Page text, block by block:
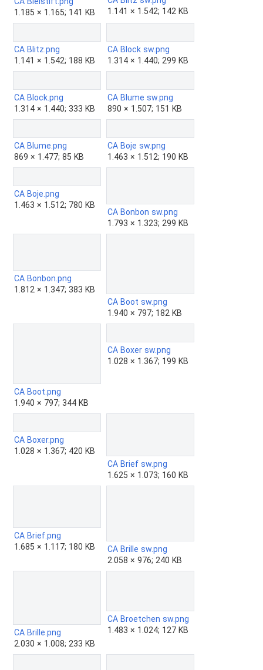
1.185 × 1.165; 141 KB
1.141 × 1.542; 142 KB
CA Blitz.png
1.141 × 1.542; 188 KB
CA Block sw.png
1.314 × 1.440; 299 KB
CA Block.png
1.314 × 1.440; 333 KB
CA Blume sw.png
890 × 1.507; 151 KB
CA Blume.png
869 × 1.477; 85 KB
CA Boje sw.png
1.463 × 1.512; 190 KB
CA Boje.png
1.463 × 1.512; 780 KB
CA Bonbon sw.png
1.793 × 1.323; 299 KB
CA Bonbon.png
1.812 × 1.347; 383 KB
CA Boot sw.png
1.940 × 797; 182 KB
CA Boot.png
1.940 × 797; 344 KB
CA Boxer sw.png
1.028 × 1.367; 199 KB
CA Boxer.png
1.028 × 1.367; 420 KB
CA Brief sw.png
1.625 × 1.073; 160 KB
CA Brief.png
1.685 × 1.117; 180 KB
CA Brille sw.png
2.058 × 976; 240 KB
CA Brille.png
2.030 × 1.008; 233 KB
CA Broetchen sw.png
1.483 × 1.024; 127 KB